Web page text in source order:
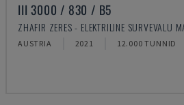
III 3000 / 830 / B5
ZHAFIR ZERES - ELEKTRILINE SURVEVALU
AUSTRIA 2021 12.000 TUNNID